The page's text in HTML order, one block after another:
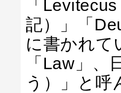
「
記）」「
に書かれて
「Law」
う）」と呼